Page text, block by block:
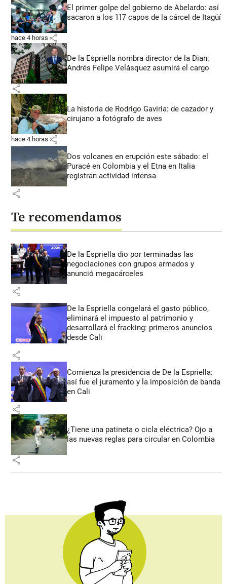
El primer golpe del gobierno de Abelardo: así
sacaron a los 117 capos de la cárcel de Itagüí
hace 4 horas share
De la Espriella nombra director de la Dian:
Andrés Felipe Velásquez asumirá el cargo
share
La historia de Rodrigo Gaviria: de cazador y
cirujano a fotógrafo de aves
hace 4 horas share
Dos volcanes en erupción este sábado: el
Puracé en Colombia y el Etna en Italia
registran actividad intensa
share
Te recomendamos
De la Espriella dio por terminadas las
negociaciones con grupos armados y
anunció megacárceles
share
De la Espriella congelará el gasto público,
eliminará el impuesto al patrimonio y
desarrollará el fracking: primeros anuncios
desde Cali
share
Comienza la presidencia de De la Espriella:
así fue el juramento y la imposición de banda
en Cali
share
¿Tiene una patineta o cicla eléctrica? Ojo a
las nuevas reglas para circular en Colombia
share